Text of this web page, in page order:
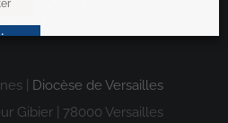
| Diocèse de Versailles
Gibier | 78000 Versailles